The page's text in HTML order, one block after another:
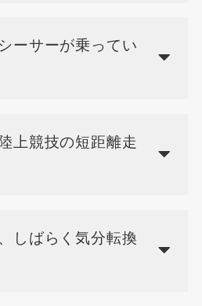
ーサーが乗ってい
上競技の短距離走
しばらく気分転換